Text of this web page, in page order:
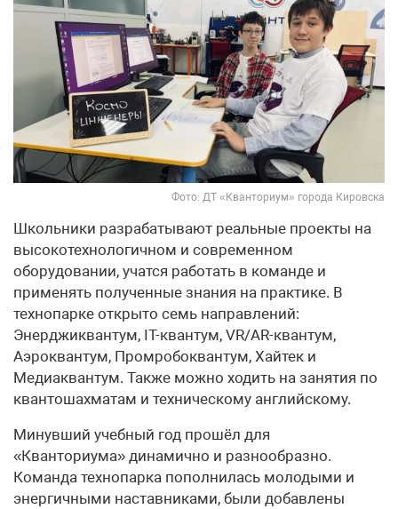
Фото: ДТ «Кванториум» города Кировска
Школьники разрабатывают реальные проекты на
высокотехнологичном и современном
оборудовании, учатся работать в команде и
применять полученные знания на практике. В
технопарке открыто семь направлений:
Энерджиквантум, IT-квантум, VR/AR-квантум,
Аэроквантум, Промробоквантум, Хайтек и
Медиаквантум. Также можно ходить на занятия по
квантошахматам и техническому английскому.
Минувший учебный год прошёл для
«Кванториума» динамично и разнообразно.
Команда технопарка пополнилась молодыми и
энергичными наставниками, были добавлены